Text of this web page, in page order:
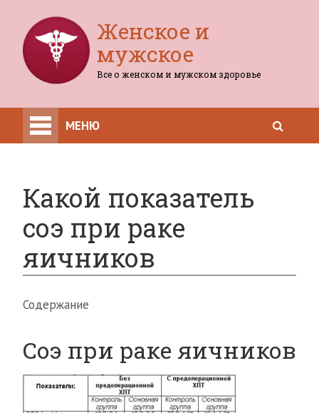
Женское и
мужское
Все о женском и мужском здоровье
МЕНЮ
Какой показатель
соэ при раке
яичников
Содержание
Соэ при раке яичников